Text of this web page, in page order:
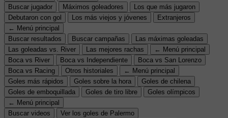
Buscar jugador
Máximos goleadores
Los que más jugaron
Debutaron con gol
Los más viejos y jóvenes
Extranjeros
← Menú principal
Buscar resultados
Buscar campañas
Las máximas goleadas
Las goleadas vs. River
Las mejores rachas
← Menú principal
Boca vs River
Boca vs Independiente
Boca vs San Lorenzo
Boca vs Racing
Otros historiales
← Menú principal
Goles más rápidos
Goles sobre la hora
Goles de chilena
Goles de emboquillada
Goles de tiro libre
Goles olímpicos
← Menú principal
Buscar videos
Ver los goles de Palermo